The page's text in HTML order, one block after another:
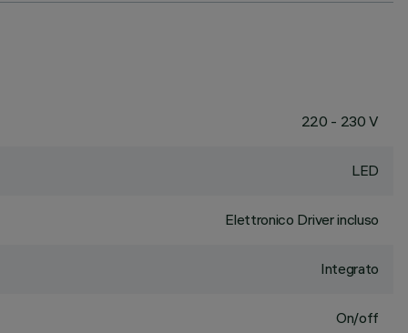
220 - 230 V
LED
Elettronico Driver incluso
Integrato
On/off